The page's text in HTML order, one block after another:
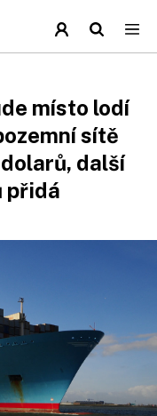
místo lodí
sítě
další
přidá